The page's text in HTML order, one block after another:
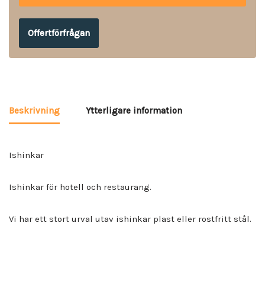
Offertförfrågan
Beskrivning Ytterligare information
Ishinkar
Ishinkar för hotell och restaurang.
Vi har ett stort urval utav ishinkar plast eller rostfritt stål.